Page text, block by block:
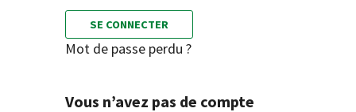
SE CONNECTER
Mot de passe perdu ?
Vous n’avez pas de compte